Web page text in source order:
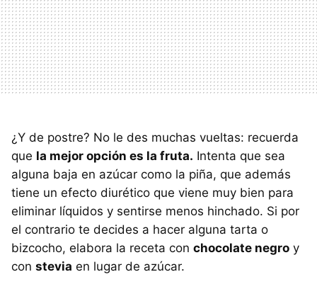
¿Y de postre? No le des muchas vueltas: recuerda
que la mejor opción es la fruta. Intenta que sea
alguna baja en azúcar como la piña, que además
tiene un efecto diurético que viene muy bien para
eliminar líquidos y sentirse menos hinchado. Si por
el contrario te decides a hacer alguna tarta o
bizcocho, elabora la receta con chocolate negro y
con stevia en lugar de azúcar.